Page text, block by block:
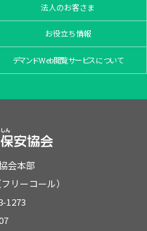
法人のお客さま
お役立ち情報
デマンドWeb閲覧サービスについて
会本部
リーコール）
1273